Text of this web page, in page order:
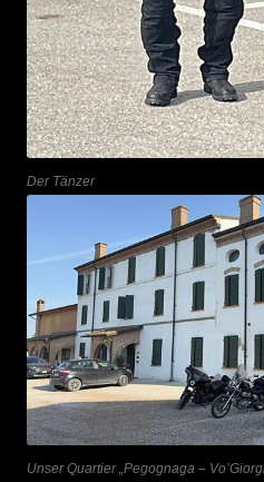
Der Tänzer
Unser Quartier „Pegognaga –